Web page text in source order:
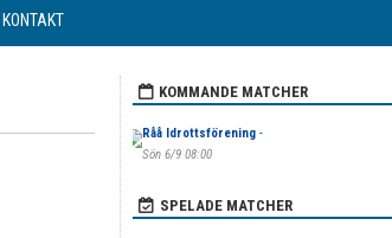
KONTAKT
KOMMANDE MATCHER
Råå Idrottsförening-
Sön 6/9 08:00
SPELADE MATCHER